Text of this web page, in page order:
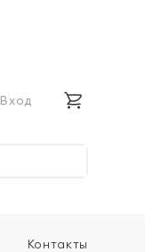
Вход
Контакты